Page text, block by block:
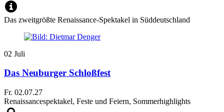
Das zweitgrößte Renaissance-Spektakel in Süddeutschland
02 Juli
Das Neuburger Schloßfest
Fr. 02.07.27
Renaissancespektakel, Feste und Feiern, Sommerhighlights